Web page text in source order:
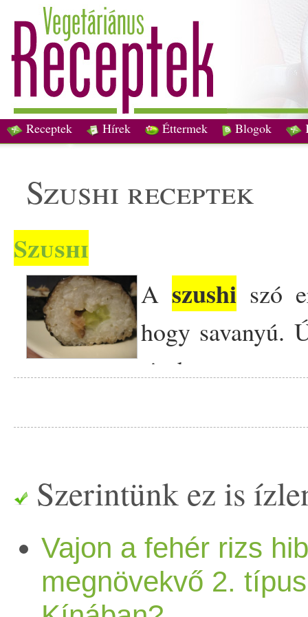
Receptek Hírek Éttermek Blogok
szushi receptek
Szushi
A szushi szó
hogy savanyú.
rizsbe
lehet elnyerni. Na
mesterművek
gyakran, viszont nagy
Szerintünk ez is
Vajon a fehér rizs
megnövekvő 2.